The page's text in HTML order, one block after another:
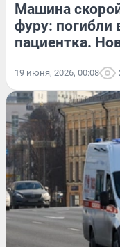
Машина
фуру: погибли
пациентка.
19 июня, 2026, 00:08